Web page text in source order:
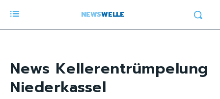
NEWSWELLE
News Kellerentrümpelung
Niederkassel